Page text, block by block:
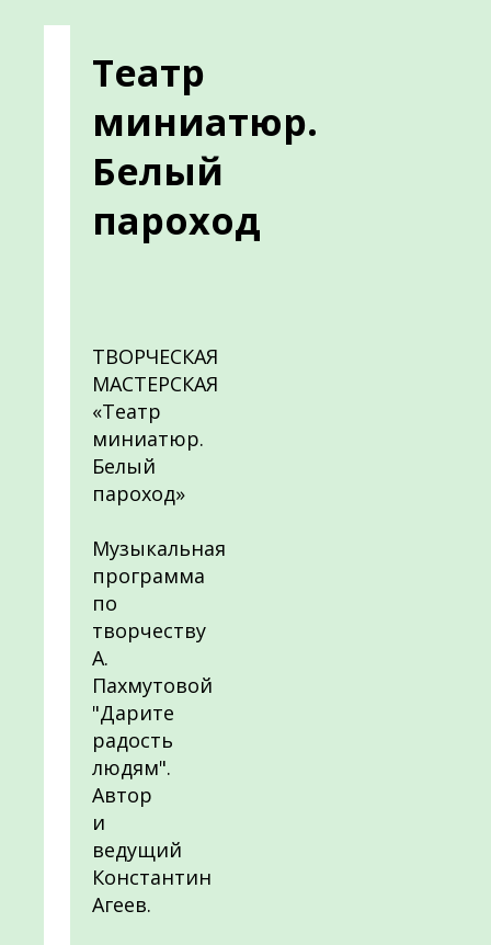
Театр
миниатюр.
Белый
пароход
ТВОРЧЕСКАЯ
МАСТЕРСКАЯ
«Театр
миниатюр.
Белый
пароход»
Музыкальная
программа
по
творчеству
А.
Пахмутовой
"Дарите
радость
людям".
Автор
и
ведущий
Константин
Агеев.